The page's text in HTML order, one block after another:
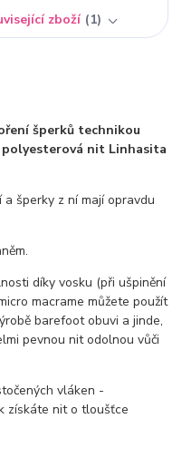
zboží 1
šperků technikou
nit Linhasita
šperky z ní mají opravdu
díky vosku (při ušpinění
macrame můžete použít
barefoot obuvi a jinde,
pevnou nit odolnou vůči
vláken -
získáte nit o tloušťce